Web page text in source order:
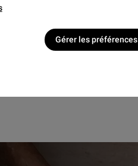
Gérer les préférences